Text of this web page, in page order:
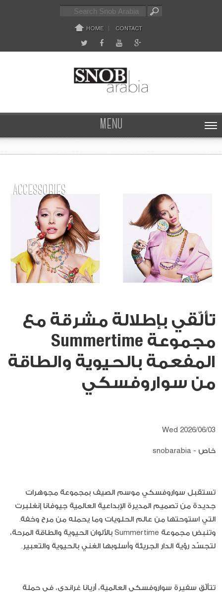
HOME CONTACT
MENU
ACCESSORIES
تألّقي بإطلالة مشرقة مع
مجموعة Summertime
المفعمة بالحيوية والطاقة
من سواروفسكي
Wed 2026/06/03
خاص - snobarabia
تستقبل سواروفسكي موسم الصيف بمجموعة مجوهرات
جديدة من تصميم المديرة الإبداعية العالمية جيوفانا إنغلبرت
التي استوحتها من عالم الحلويات وما يحمله من مرح وخفة.
وتنبض مجموعة Summertime بالألوان الحيوية والطاقة المرحة،
لتجسّد رؤية الدار الجريئة وأسلوبها الغني بالحيوية والتعبير.
تتألّق سفيرة سواروفسكي العالمية، أريانا غراندي، في حملة